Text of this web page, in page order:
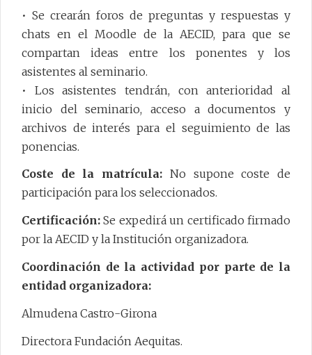
• Se crearán foros de preguntas y respuestas y
chats en el Moodle de la AECID, para que se
compartan ideas entre los ponentes y los
asistentes al seminario.
• Los asistentes tendrán, con anterioridad al
inicio del seminario, acceso a documentos y
archivos de interés para el seguimiento de las
ponencias.
Coste de la matrícula: No supone coste de
participación para los seleccionados.
Certificación: Se expedirá un certificado firmado
por la AECID y la Institución organizadora.
Coordinación de la actividad por parte de la
entidad organizadora:
Almudena Castro-Girona
Directora Fundación Aequitas.